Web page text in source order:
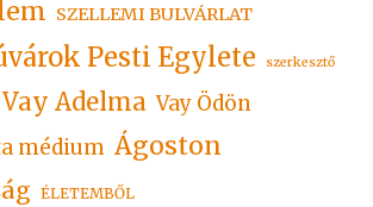
SZELLEMI BULVÁRLAT
Pesti Egylete szerkesztő
Vay Adelma Vay Ödön
médium Ágoston
ÉLETEMBŐL